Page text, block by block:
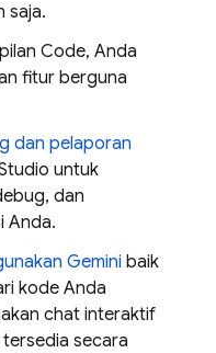
saja.
Code, Anda
fitur berguna
dan pelaporan
untuk
dan
Anda.
Gemini baik
kode Anda
chat interaktif
secara